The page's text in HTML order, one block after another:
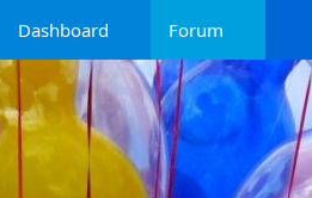
Dashboard Forum